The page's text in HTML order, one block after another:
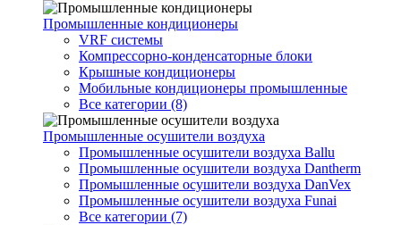
Промышленные кондиционеры
VRF системы
Компрессорно-конденсаторные блоки
Крышные кондиционеры
Мобильные кондиционеры промышленные
Все категории (8)
Промышленные осушители воздуха
Промышленные осушители воздуха Ballu
Промышленные осушители воздуха Dantherm
Промышленные осушители воздуха DanVex
Промышленные осушители воздуха Funai
Все категории (7)